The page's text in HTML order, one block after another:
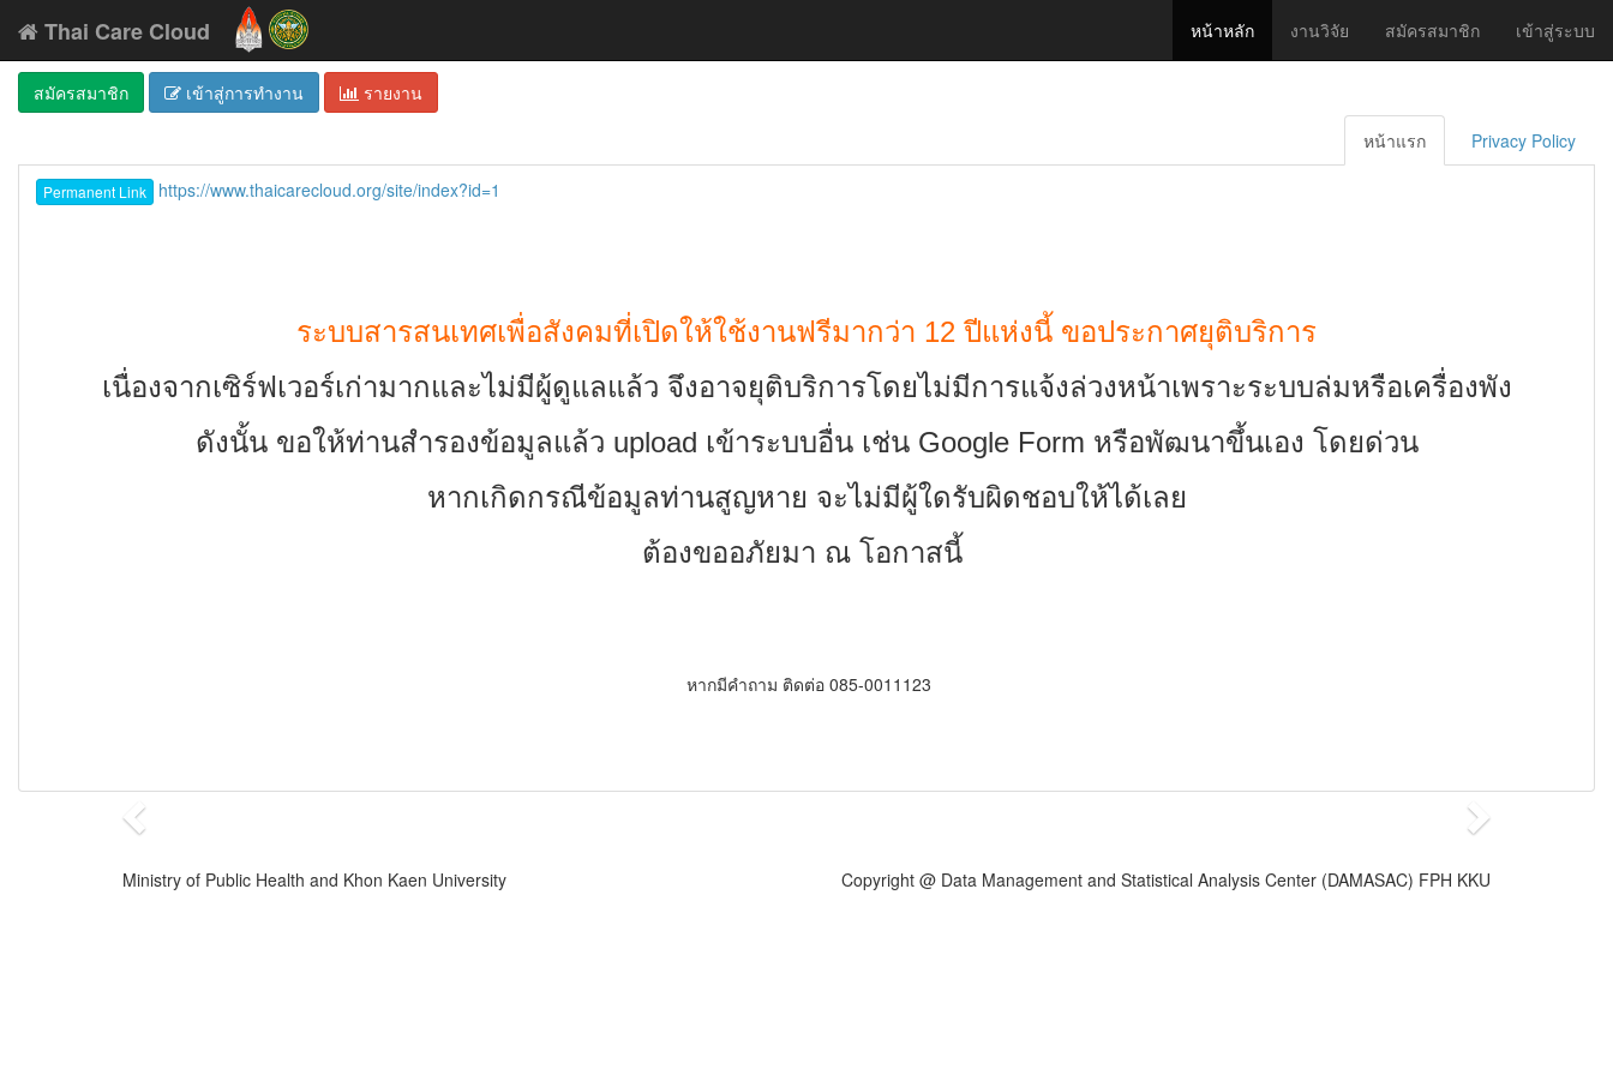
Thai Care Cloud หน้าหลัก งานวิจัย สมัครสมาชิก เข้าสู่ระบบ
สมัครสมาชิก เข้าสู่การทำงาน
รายงาน
หน้าแรก
Privacy Policy
Permanent Link https://www.thaicarecloud.org/site/index?id=1
ระบบสารสนเทศเพื่อสังคมที่เปิดให้ใช้งานฟรีมากว่า 12 ปีแห่งนี้ ขอประกาศยุติบริการ
เนื่องจากเซิร์ฟเวอร์เก่ามากและไม่มีผู้ดูแลแล้ว จึงอาจยุติบริการโดยไม่มีการแจ้งล่วงหน้าเพราะระบบล่มหรือเครื่องพัง
ดังนั้น ขอให้ท่านสำรองข้อมูลแล้ว upload เข้าระบบอื่น เช่น Google Form หรือพัฒนาขึ้นเอง โดยด่วน
หากเกิดกรณีข้อมูลท่านสูญหาย จะไม่มีผู้ใดรับผิดชอบให้ได้เลย
ต้องขออภัยมา ณ โอกาสนี้
หากมีคำถาม ติดต่อ 085-0011123
Ministry of Public Health and Khon Kaen University Copyright @ Data Management and Statistical Analysis Center (DAMASAC) FPH KKU